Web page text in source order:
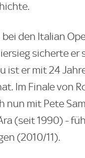
den Italian
sicherte
ist er mit 24
Im Finale von
nun mit Pete
(seit 1990) -
(2010/11).